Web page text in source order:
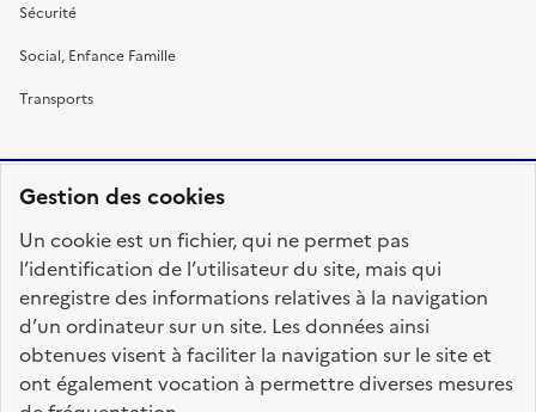
Gestion des cookies
Un cookie est un fichier, qui ne permet pas
l’identification de l’utilisateur du site, mais qui
enregistre des informations relatives à la navigation
d’un ordinateur sur un site. Les données ainsi
obtenues visent à faciliter la navigation sur le site et
ont également vocation à permettre diverses mesures
Sécurité
Social, Enfance Famille
Transports
FRANÇAISE
fonction-publique.gouv.fr
legifrance.gouv.fr